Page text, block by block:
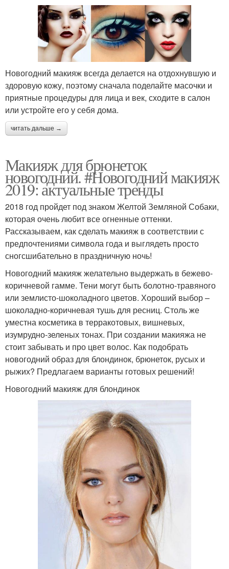
Новогодний макияж всегда делается на отдохнувшую и
здоровую кожу, поэтому сначала поделайте масочки и
приятные процедуры для лица и век, сходите в салон
или устройте его у себя дома.
читать дальше →
Макияж для брюнеток
новогодний. #Новогодний макияж
2019: актуальные тренды
2018 год пройдет под знаком Желтой Земляной Собаки,
которая очень любит все огненные оттенки.
Рассказываем, как сделать макияж в соответствии с
предпочтениями символа года и выглядеть просто
сногсшибательно в праздничную ночь!
Новогодний макияж желательно выдержать в бежево-
коричневой гамме. Тени могут быть болотно-травяного
или землисто-шоколадного цветов. Хороший выбор –
шоколадно-коричневая тушь для ресниц. Столь же
уместна косметика в терракотовых, вишневых,
изумрудно-зеленых тонах. При создании макияжа не
стоит забывать и про цвет волос. Как подобрать
новогодний образ для блондинок, брюнеток, русых и
рыжих? Предлагаем варианты готовых решений!
Новогодний макияж для блондинок